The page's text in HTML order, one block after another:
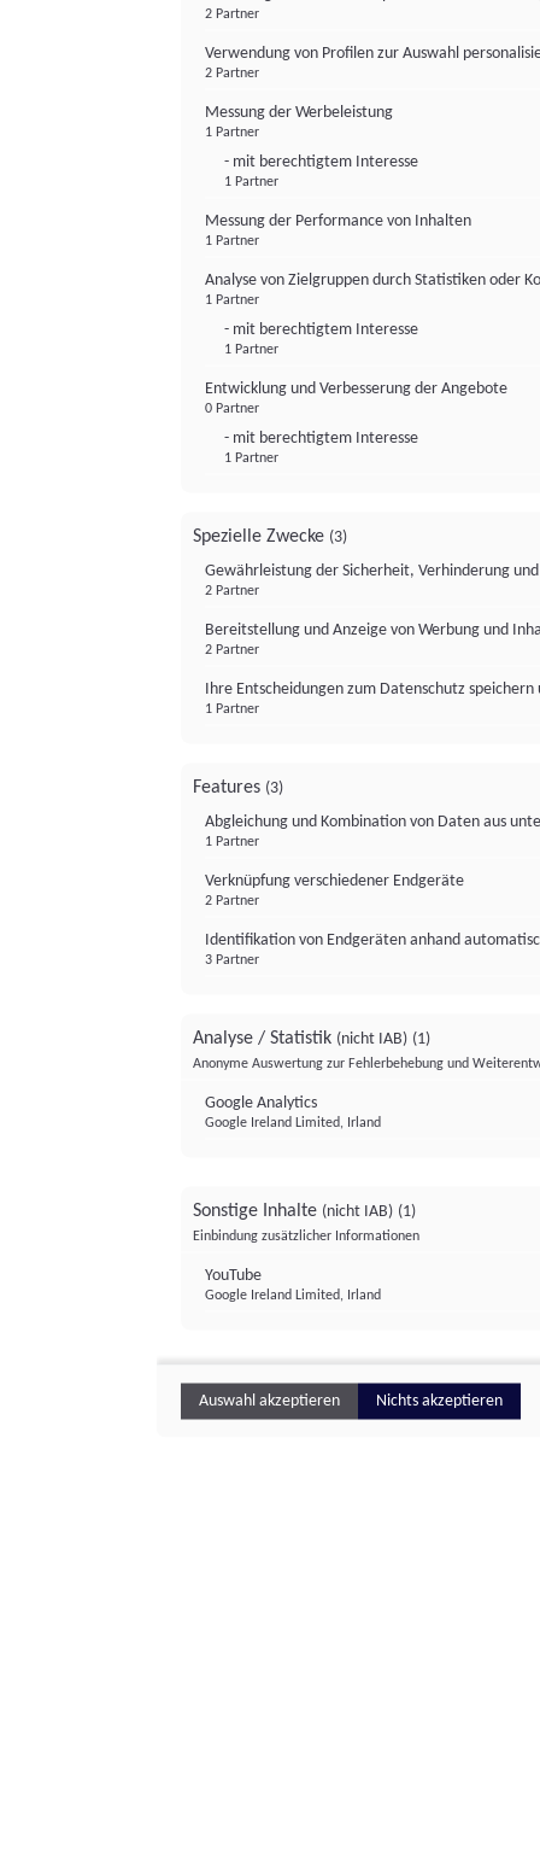
2 Partner
Verwendung von Profilen zur Auswahl
2 Partner
Messung der Werbeleistung
1 Partner
- mit berechtigtem Interesse
1 Partner
Messung der Performance von Inhalten
1 Partner
Analyse von Zielgruppen durch Statistiken oder
1 Partner
- mit berechtigtem Interesse
1 Partner
Entwicklung und Verbesserung der Angebote
0 Partner
- mit berechtigtem Interesse
1 Partner
Spezielle Zwecke (3)
Gewährleistung der Sicherheit, Verhinderung
2 Partner
Bereitstellung und Anzeige von Werbung und
2 Partner
Ihre Entscheidungen zum Datenschutz
1 Partner
Features (3)
Abgleichung und Kombination von Daten aus
1 Partner
Verknüpfung verschiedener Endgeräte
2 Partner
Identifikation von Endgeräten anhand
3 Partner
Analyse / Statistik (nicht IAB) (1)
Anonyme Auswertung zur Fehlerbehebung und
Google Analytics
Google Ireland Limited, Irland
Sonstige Inhalte (nicht IAB) (1)
Einbindung zusätzlicher Informationen
YouTube
Google Ireland Limited, Irland
Auswahl akzeptieren Nichts akzeptieren